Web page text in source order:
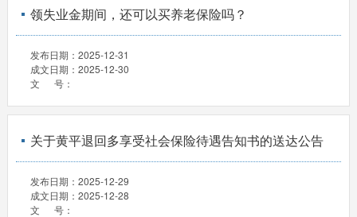
领失业金期间，还可以买养老保险吗？
发布日期： 2025-12-31
成文日期： 2025-12-30
文 号：
关于黄平退回多享受社会保险待遇告知书的送达公告
发布日期： 2025-12-29
成文日期： 2025-12-28
文 号：